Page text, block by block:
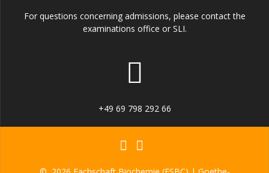
For questions concerning admissions, please contact the
examinations office or SLI.
+49 69 798 292 66